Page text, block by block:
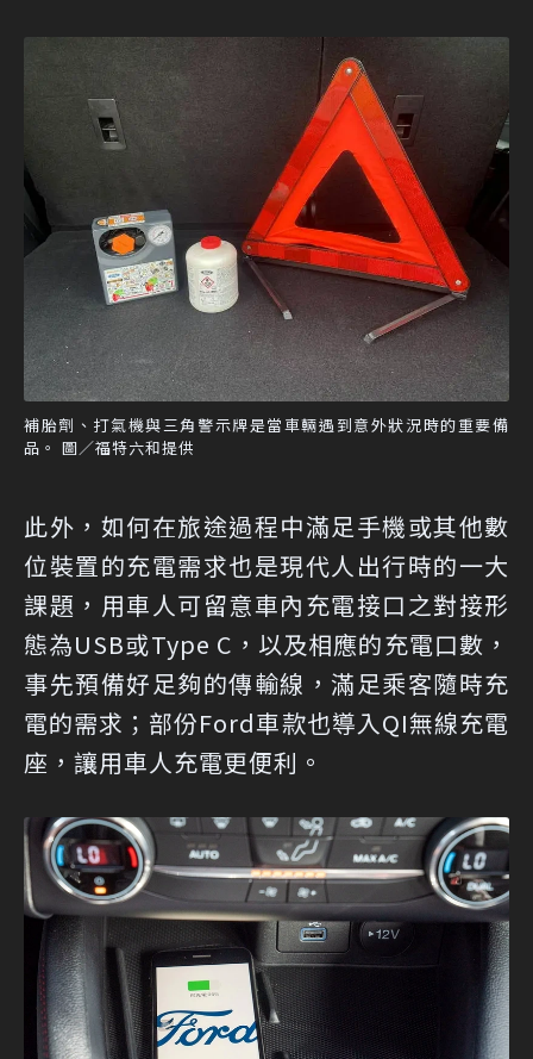
補胎劑、打氣機與三角警示牌是當車輛遇到意外狀況時的重要備
品。 圖／福特六和提供
此外，如何在旅途過程中滿足手機或其他數
位裝置的充電需求也是現代人出行時的一大
課題，用車人可留意車內充電接口之對接形
態為USB或Type C，以及相應的充電口數，
事先預備好足夠的傳輸線，滿足乘客隨時充
電的需求；部份Ford車款也導入QI無線充電
座，讓用車人充電更便利。